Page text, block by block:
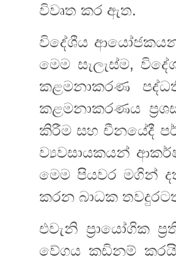
විවෘත කර ඇත.
විදේශීය ආයෝජකයන්
මෙම සැලැස්‍ම,
කළමනාකරණ
කළමනාකරණය
කිරීම සහ චීනයේදී
ව්‍යවසායකයන්
මෙම පියවර මගින්
කරන‍ බාධක
එවැනි ප්‍රායෝගික
වේගය කඩිනම්